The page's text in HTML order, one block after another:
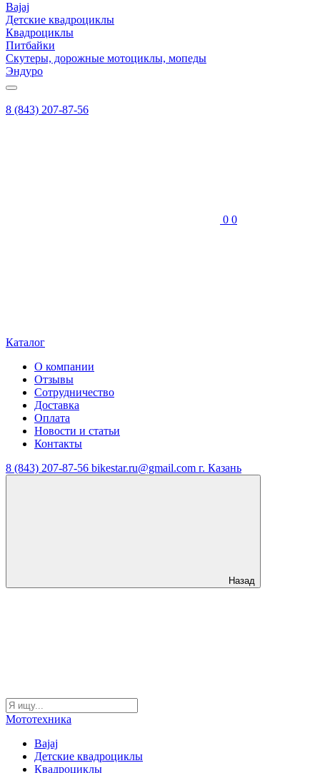
Bajaj
Детские квадроциклы
Квадроциклы
Питбайки
Скутеры, дорожные мотоциклы, мопеды
Эндуро
8 (843) 207-87-56
0 0
Каталог
О компании
Отзывы
Сотрудничество
Доставка
Оплата
Новости и статьи
Контакты
8 (843) 207-87-56 bikestar.ru@gmail.com г. Казань
Назад
Мототехника
Bajaj
Детские квадроциклы
Квадроциклы